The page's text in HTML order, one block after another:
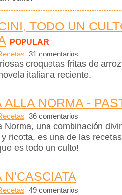
TODO UN
POPULAR
31 comentarios
croquetas fritas de
italiana reciente.
ALLA NORMA -
36 comentarios
Norma, una combinación
ricotta, es una de las
es todo un culto!
N'CASCIATA
49 comentarios